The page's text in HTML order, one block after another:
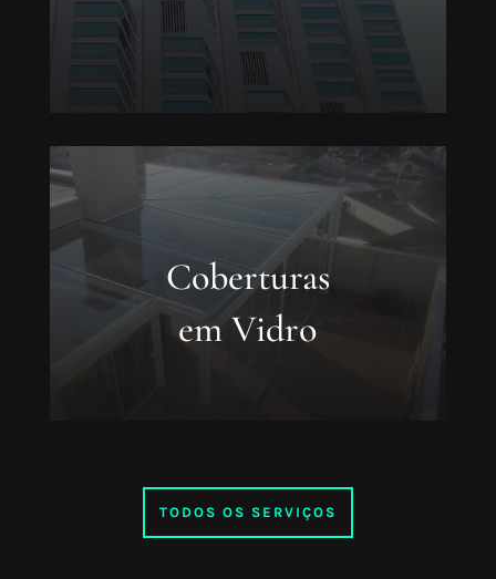
Coberturas
em Vidro
TODOS OS SERVIÇOS